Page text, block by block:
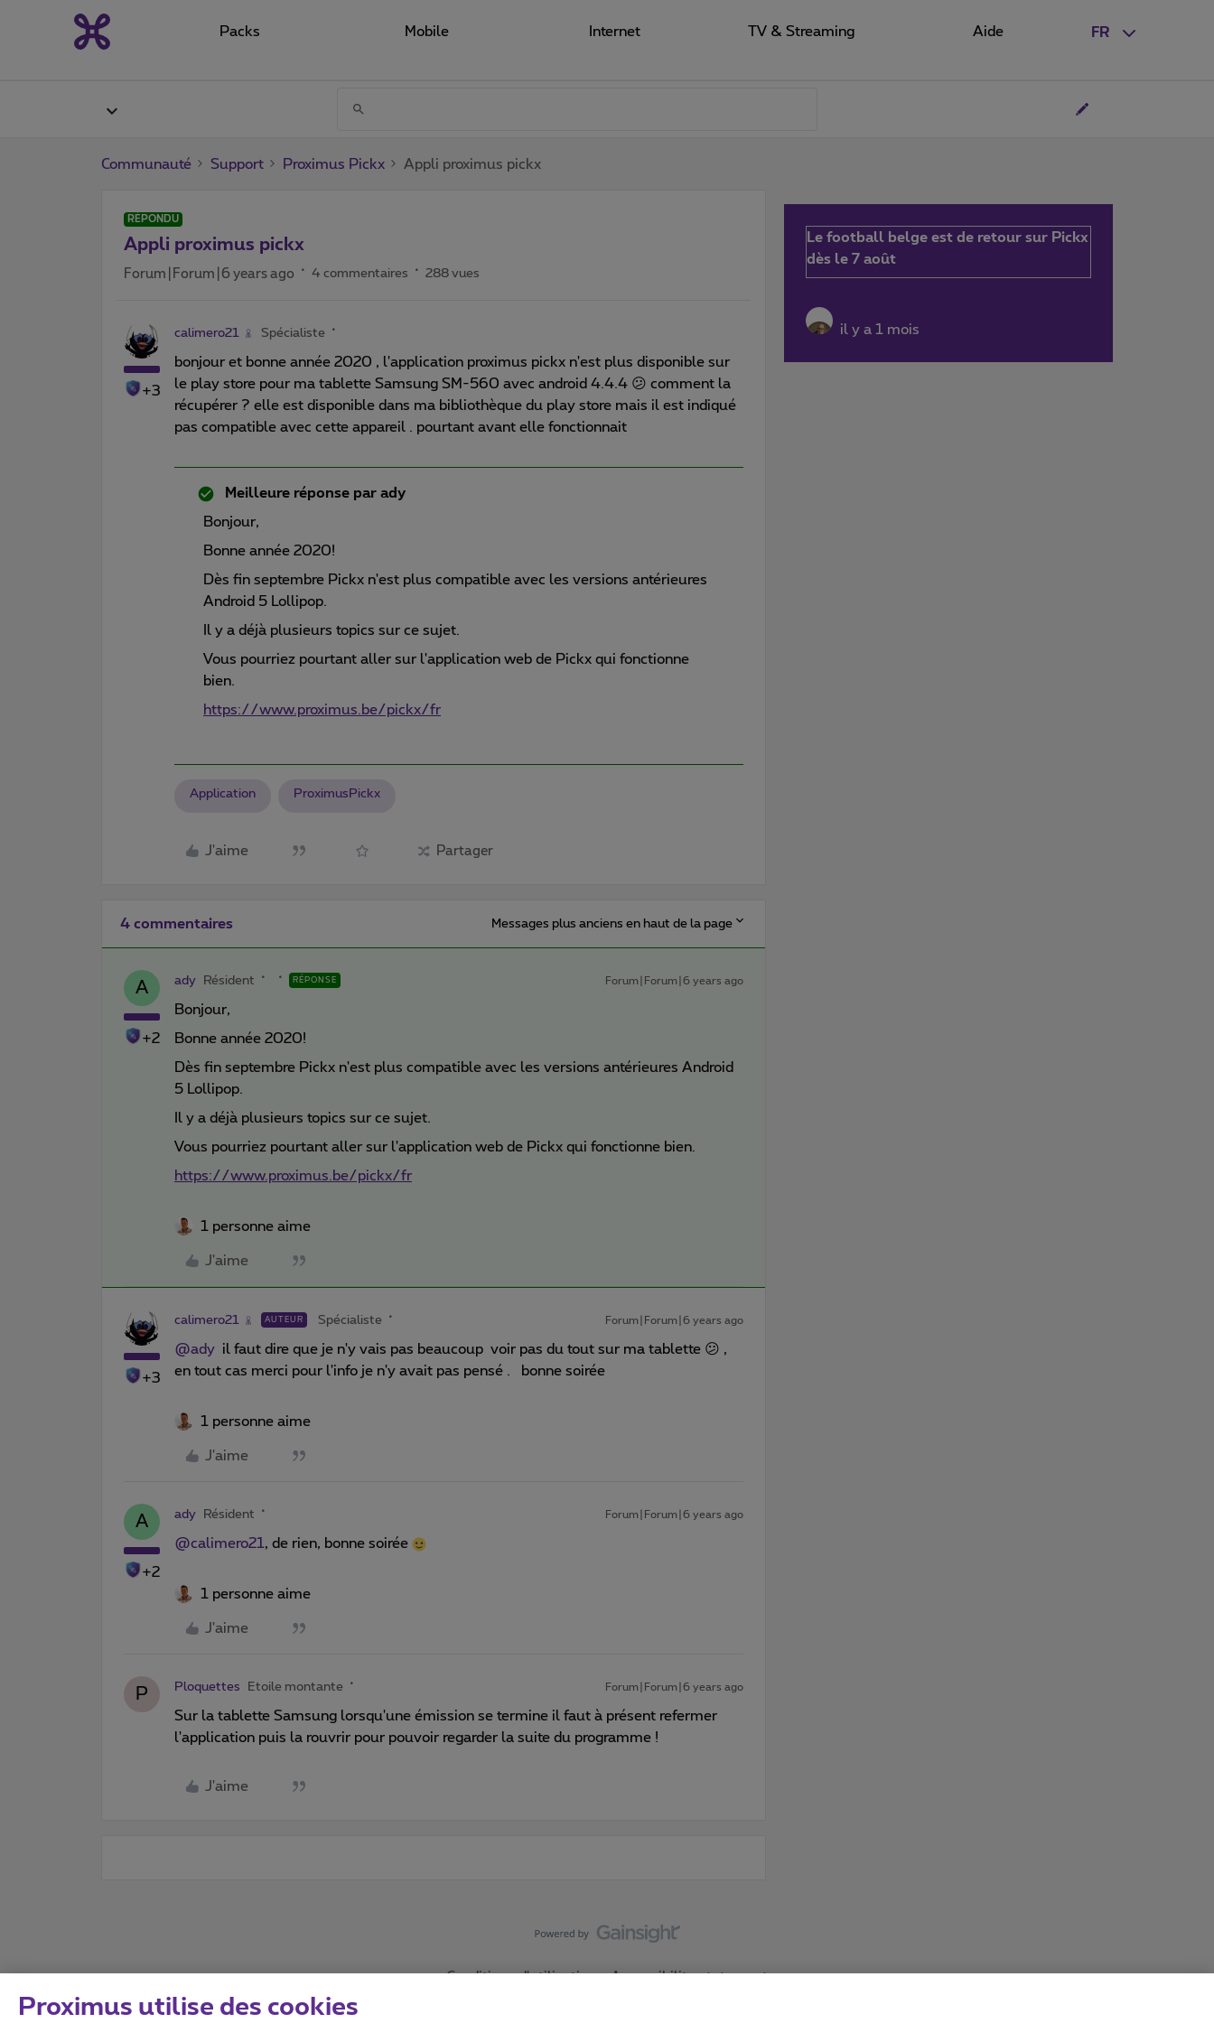
FR
Packs Mobile Internet TV & Streaming Aide
Communauté Support Proximus Pickx Appli proximus pickx
RÉPONDU
Appli proximus pickx
Forum|Forum|6 years ago 4 commentaires 288 vues
+3
calimero21 Spécialiste
bonjour et bonne année 2020 , l'application proximus pickx n'est plus disponible sur
le play store pour ma tablette Samsung SM-560 avec android 4.4.4 😕 comment la
récupérer ? elle est disponible dans ma bibliothèque du play store mais il est indiqué
pas compatible avec cette appareil . pourtant avant elle fonctionnait
Meilleure réponse par ady
Bonjour,
Bonne année 2020!
Dès fin septembre Pickx n'est plus compatible avec les versions antérieures
Android 5 Lollipop.
Il y a déjà plusieurs topics sur ce sujet.
Vous pourriez pourtant aller sur l'application web de Pickx qui fonctionne
bien.
https://www.proximus.be/pickx/fr
Application ProximusPickx
J'aime Partager
4 commentaires Messages plus anciens en haut de la page
A
+2
ady Résident RÉPONSE Forum|Forum|6 years ago
Bonjour,
Bonne année 2020!
Dès fin septembre Pickx n'est plus compatible avec les versions antérieures Android
5 Lollipop.
Il y a déjà plusieurs topics sur ce sujet.
Vous pourriez pourtant aller sur l'application web de Pickx qui fonctionne bien.
https://www.proximus.be/pickx/fr
1 personne aime
J'aime
+3
calimero21 AUTEUR Spécialiste Forum|Forum|6 years ago
@ady il faut dire que je n'y vais pas beaucoup voir pas du tout sur ma tablette 😕 ,
en tout cas merci pour l'info je n'y avait pas pensé . bonne soirée
1 personne aime
J'aime
A
+2
ady Résident Forum|Forum|6 years ago
@calimero21, de rien, bonne soirée
1 personne aime
J'aime
P Ploquettes Etoile montante Forum|Forum|6 years ago
Sur la tablette Samsung lorsqu'une émission se termine il faut à présent refermer
l'application puis la rouvrir pour pouvoir regarder la suite du programme !
J'aime
Le football belge est de retour sur Pickx
dès le 7 août
il y a 1 mois
Conditions d'utilisation Accessibility statement
Proximus utilise des cookies